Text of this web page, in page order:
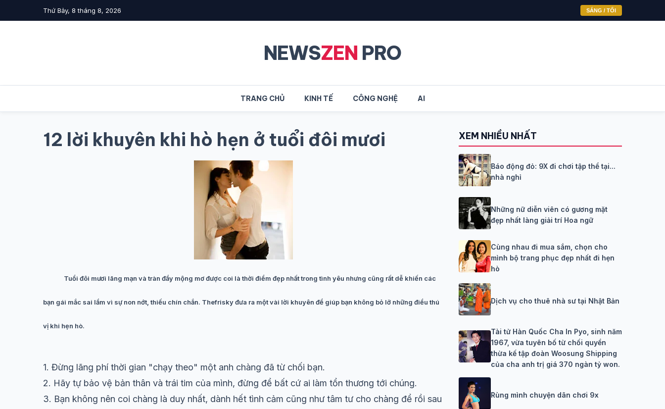
Thứ Bảy, 8 tháng 8, 2026 SÁNG / TỐI
NEWSZEN PRO
TRANG CHỦ KINH TẾ CÔNG NGHỆ AI
12 lời khuyên khi hò hẹn ở tuổi đôi mươi
Tuổi đôi mươi lãng mạn và tràn đầy mộng mơ được coi là thời điểm đẹp nhất trong tình yêu nhưng cũng rất dễ khiến các
bạn gái mắc sai lầm vì sự non nớt, thiếu chín chắn. Thefrisky đưa ra một vài lời khuyên để giúp bạn không bỏ lỡ những điều thú
vị khi hẹn hò.
1. Đừng lãng phí thời gian "chạy theo" một anh chàng đã từ chối bạn.
2. Hãy tự bảo vệ bản thân và trái tim của mình, đừng để bất cứ ai làm tổn thương tới chúng.
3. Bạn không nên coi chàng là duy nhất, dành hết tình cảm cũng như tâm tư cho chàng để rồi sau
XEM NHIỀU NHẤT
Báo động đỏ: 9X đi chơi tập thể tại...
nhà nghỉ
Những nữ diễn viên có gương mặt
đẹp nhất làng giải trí Hoa ngữ
Cùng nhau đi mua sắm, chọn cho
mình bộ trang phục đẹp nhất đi hẹn
hò
Dịch vụ cho thuê nhà sư tại Nhật Bản
Tài tử Hàn Quốc Cha In Pyo, sinh năm
1967, vừa tuyên bố từ chối quyền
thừa kế tập đoàn Woosung Shipping
của cha anh trị giá 370 ngàn tỷ won.
Rùng mình chuyện dân chơi 9x